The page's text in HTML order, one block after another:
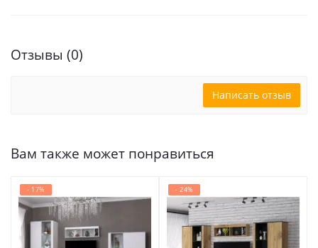
Отзывы (0)
Написать отзыв
Вам также может понравиться
- 17% - 24%